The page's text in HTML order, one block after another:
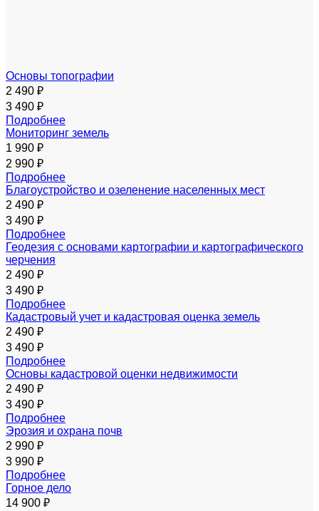
Основы топографии
2 490 ₽
3 490 ₽
Подробнее
Мониторинг земель
1 990 ₽
2 990 ₽
Подробнее
Благоустройство и озеленение населенных мест
2 490 ₽
3 490 ₽
Подробнее
Геодезия с основами картографии и картографического
черчения
2 490 ₽
3 490 ₽
Подробнее
Кадастровый учет и кадастровая оценка земель
2 490 ₽
3 490 ₽
Подробнее
Основы кадастровой оценки недвижимости
2 490 ₽
3 490 ₽
Подробнее
Эрозия и охрана почв
2 990 ₽
3 990 ₽
Подробнее
Горное дело
14 900 ₽